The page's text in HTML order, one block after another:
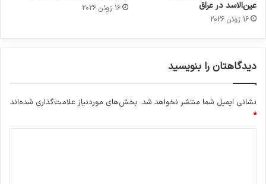
عین‌الاسد در عراق
16 ژوئن 2026
16 ژوئن 2026
دیدگاهتان را بنویسید
نشانی ایمیل شما منتشر نخواهد شد. بخش‌های موردنیاز علامت‌گذاری شده‌اند
*